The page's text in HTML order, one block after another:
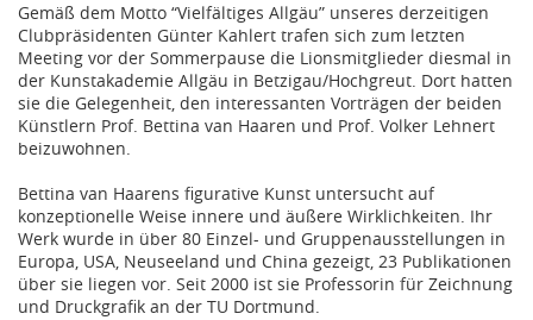
Gemäß dem Motto “Vielfältiges Allgäu” unseres derzeitigen
Clubpräsidenten Günter Kahlert trafen sich zum letzten
Meeting vor der Sommerpause die Lionsmitglieder diesmal in
der Kunstakademie Allgäu in Betzigau/Hochgreut. Dort hatten
sie die Gelegenheit, den interessanten Vorträgen der beiden
Künstlern Prof. Bettina van Haaren und Prof. Volker Lehnert
beizuwohnen.
Bettina van Haarens figurative Kunst untersucht auf
konzeptionelle Weise innere und äußere Wirklichkeiten. Ihr
Werk wurde in über 80 Einzel- und Gruppenausstellungen in
Europa, USA, Neuseeland und China gezeigt, 23 Publikationen
über sie liegen vor. Seit 2000 ist sie Professorin für Zeichnung
und Druckgrafik an der TU Dortmund.